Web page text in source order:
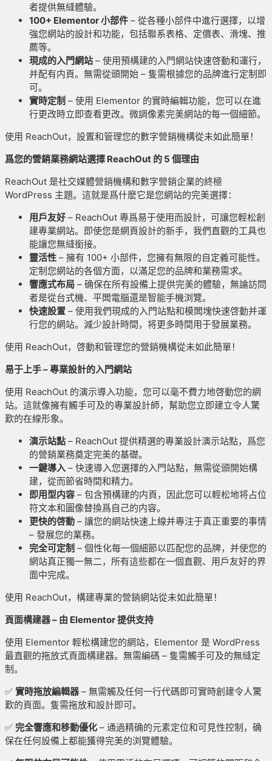
者提供無縫體驗。
100+ Elementor 小部件 – 從各種小部件中進行選擇，以增
強您網站的設計和功能，包括聯系表格、定價表、滑塊、推
薦等。
現成的入門網站 – 使用預構建的入門網站快速啓動和運行，
并配有内頁。無需從頭開始 – 隻需根據您的品牌進行定制即
可。
實時定制 – 使用 Elementor 的實時編輯功能，您可以在進
行更改時立即查看更改。微調像素完美網站的每一個細節。
使用 ReachOut，設置和管理您的數字營銷機構從未如此簡單！
爲您的營銷業務網站選擇 ReachOut 的 5 個理由
ReachOut 是社交媒體營銷機構和數字營銷企業的終極
WordPress 主題。這就是爲什麽它是您網站的完美選擇：
用戶友好 – ReachOut 專爲易于使用而設計，可讓您輕松創
建專業網站。即使您是網頁設計的新手，我們直觀的工具也
能讓您無縫銜接。
靈活性 – 擁有 100+ 小部件，您擁有無限的自定義可能性。
定制您網站的各個方面，以滿足您的品牌和業務需求。
響應式布局 – 确保在所有設備上提供完美的體驗，無論訪問
者是從台式機、平闆電腦還是智能手機浏覽。
快速設置 – 使用我們現成的入門站點和模闆塊快速啓動并運
行您的網站。減少設計時間，将更多時間用于發展業務。
使用 ReachOut，啓動和管理您的營銷機構從未如此簡單！
易于上手 – 專業設計的入門網站
使用 ReachOut 的演示導入功能，您可以毫不費力地啓動您的網
站。這就像擁有觸手可及的專業設計師，幫助您立即建立令人驚
歎的在線形象。
演示站點 – ReachOut 提供精選的專業設計演示站點，爲您
的營銷業務奠定完美的基礎。
一鍵導入 – 快速導入您選擇的入門站點，無需從頭開始構
建，從而節省時間和精力。
即用型内容 – 包含預構建的内頁，因此您可以輕松地将占位
符文本和圖像替換爲自己的内容。
更快的啓動 – 讓您的網站快速上線并專注于真正重要的事情
– 發展您的業務。
完全可定制 – 個性化每一個細節以匹配您的品牌，并使您的
網站真正獨一無二，所有這些都在一個直觀、用戶友好的界
面中完成。
使用 ReachOut，構建專業的營銷網站從未如此簡單！
頁面構建器 – 由 Elementor 提供支持
使用 Elementor 輕松構建您的網站，Elementor 是 WordPress
最直觀的拖放式頁面構建器。無需編碼 – 隻需觸手可及的無縫定
制。
✅ 實時拖放編輯器– 無需觸及任何一行代碼即可實時創建令人驚
歎的頁面。隻需拖放和設計即可。
✅ 完全響應和移動優化 – 通過精确的元素定位和可見性控制，确
保在任何設備上都能獲得完美的浏覽體驗。